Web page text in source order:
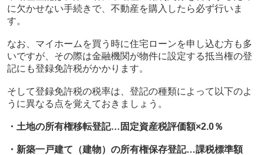
に欠かせない手続きで、不動産を購入したら必ず行いま
す。
なお、マイホームを買う時に住宅ローンを申し込む方も多
いですが、その際は金融機関が物件に設定する抵当権の登
記にも登録免許税がかかります。
そして登録免許税の税率は、登記の種類によって以下のよ
うに異なる点を覚えておきましょう。
・土地の所有権移転登記…固定資産税評価額×2.0％
・新築一戸建て（建物）の所有権保存登記…課税標準額